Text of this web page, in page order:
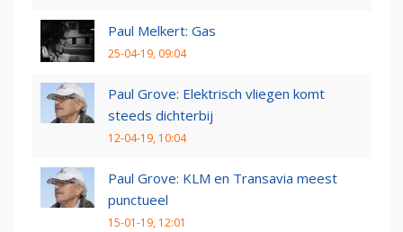
Paul Melkert: Gas
25-04-19, 09:04
Paul Grove: Elektrisch vliegen komt
steeds dichterbij
12-04-19, 10:04
Paul Grove: KLM en Transavia meest
punctueel
15-01-19, 12:01